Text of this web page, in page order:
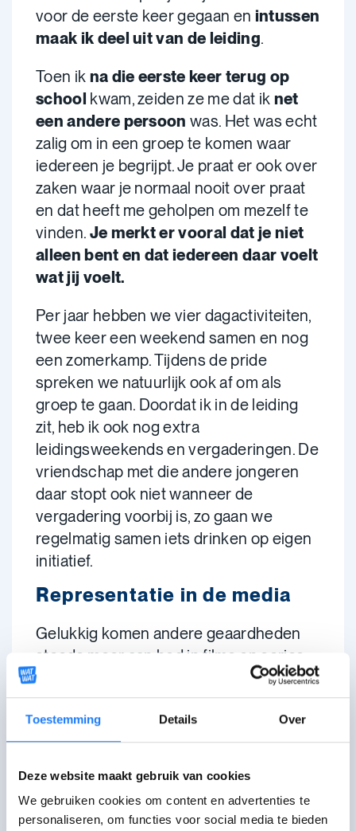
Toestemming Details Over
Deze website maakt gebruik van cookies
We gebruiken cookies om content en advertenties te
personaliseren, om functies voor social media te bieden
voor de eerste keer gegaan en intussen
maak ik deel uit van de leiding.
Toen ik na die eerste keer terug op
school kwam, zeiden ze me dat ik net
een andere persoon was. Het was echt
zalig om in een groep te komen waar
iedereen je begrijpt. Je praat er ook over
zaken waar je normaal nooit over praat
en dat heeft me geholpen om mezelf te
vinden. Je merkt er vooral dat je niet
alleen bent en dat iedereen daar voelt
wat jij voelt.
Per jaar hebben we vier dagactiviteiten,
twee keer een weekend samen en nog
een zomerkamp. Tijdens de pride
spreken we natuurlijk ook af om als
groep te gaan. Doordat ik in de leiding
zit, heb ik ook nog extra
leidingsweekends en vergaderingen. De
vriendschap met die andere jongeren
daar stopt ook niet wanneer de
vergadering voorbij is, zo gaan we
regelmatig samen iets drinken op eigen
initiatief.
Representatie in de media
Gelukkig komen andere geaardheden
steeds meer aan bod in films en series.
Je ziet wel dat er geprobeerd wordt om
dat meer te brengen en dat vind ik heel
goed. Maar natuurlijk mag het nog meer
zijn (lacht)!
Het zou gewoon helpen om meer
bewustzijn te creëren.Ik vraag